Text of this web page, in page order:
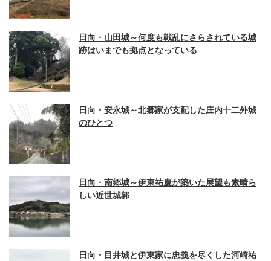
日向・山田城～何度も戦乱にさらされている城
跡はいまでも拠点となっている
日向・安永城～北郷家が支配した庄内十二外城
のひとつ
日向・南郷城～伊東祐慶が築いた展望も素晴ら
しい近世城郭
日向・目井城と伊東家に忠義を尽くした河崎祐